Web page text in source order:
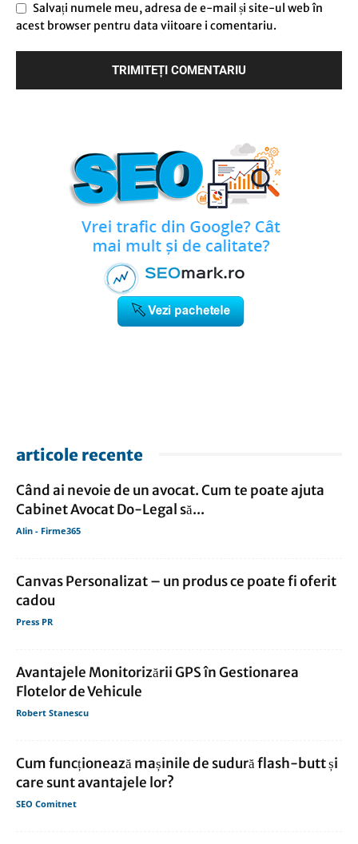
Salvați numele meu, adresa de e-mail și site-ul web în
acest browser pentru data viitoare i comentariu.
articole recente
Când ai nevoie de un avocat. Cum te poate ajuta
Cabinet Avocat Do-Legal să...
Alin - Firme365
Canvas Personalizat – un produs ce poate fi oferit
cadou
Press PR
Avantajele Monitorizării GPS în Gestionarea
Flotelor de Vehicule
Robert Stanescu
Cum funcționează mașinile de sudură flash-butt și
care sunt avantajele lor?
SEO Comitnet